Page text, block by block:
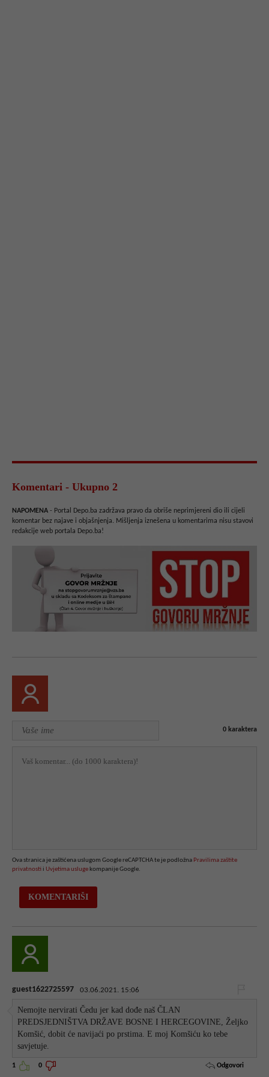
Komentari - Ukupno 2
NAPOMENA - Portal Depo.ba zadržava pravo da obriše neprimjereni dio ili cijeli
komentar bez najave i objašnjenja. Mišljenja iznešena u komentarima nisu stavovi
redakcije web portala Depo.ba!
0 karaktera
Ova stranica je zaštićena uslugom Google reCAPTCHA te je podložna Pravilima zaštite
privatnosti i Uvjetima usluge kompanije Google.
guest1622725597 03.06.2021. 15:06
Nemojte nervirati Čedu jer kad dođe naš ČLAN
PREDSJEDNIŠTVA DRŽAVE BOSNE I HERCEGOVINE, Željko
Komšić, dobit će navijaći po prstima. E moj Komšiću ko tebe
savjetuje.
1 0 Odgovori